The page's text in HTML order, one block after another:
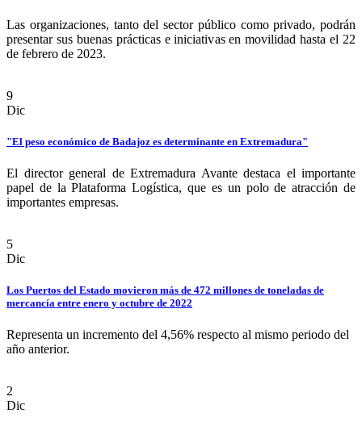
Las organizaciones, tanto del sector público como privado, podrán
presentar sus buenas prácticas e iniciativas en movilidad hasta el 22
de febrero de 2023.
9
Dic
"El peso económico de Badajoz es determinante en Extremadura"
El director general de Extremadura Avante destaca el importante
papel de la Plataforma Logística, que es un polo de atracción de
importantes empresas.
5
Dic
Los Puertos del Estado movieron más de 472 millones de toneladas de
mercancía entre enero y octubre de 2022
Representa un incremento del 4,56% respecto al mismo periodo del
año anterior.
2
Dic